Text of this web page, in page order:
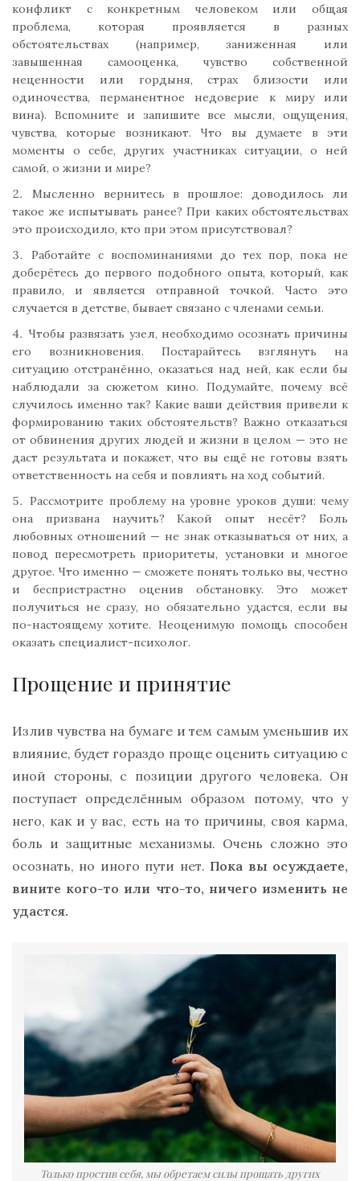
конфликт с конкретным человеком или общая
проблема, которая проявляется в разных
обстоятельствах (например, заниженная или
завышенная самооценка, чувство собственной
неценности или гордыня, страх близости или
одиночества, перманентное недоверие к миру или
вина). Вспомните и запишите все мысли, ощущения,
чувства, которые возникают. Что вы думаете в эти
моменты о себе, других участниках ситуации, о ней
самой, о жизни и мире?
Мысленно вернитесь в прошлое: доводилось ли
такое же испытывать ранее? При каких обстоятельствах
это происходило, кто при этом присутствовал?
Работайте с воспоминаниями до тех пор, пока не
доберётесь до первого подобного опыта, который, как
правило, и является отправной точкой. Часто это
случается в детстве, бывает связано с членами семьи.
Чтобы развязать узел, необходимо осознать причины
его возникновения. Постарайтесь взглянуть на
ситуацию отстранённо, оказаться над ней, как если бы
наблюдали за сюжетом кино. Подумайте, почему всё
случилось именно так? Какие ваши действия привели к
формированию таких обстоятельств? Важно отказаться
от обвинения других людей и жизни в целом — это не
даст результата и покажет, что вы ещё не готовы взять
ответственность на себя и повлиять на ход событий.
Рассмотрите проблему на уровне уроков души: чему
она призвана научить? Какой опыт несёт? Боль
любовных отношений — не знак отказываться от них, а
повод пересмотреть приоритеты, установки и многое
другое. Что именно — сможете понять только вы, честно
и беспристрастно оценив обстановку. Это может
получиться не сразу, но обязательно удастся, если вы
по-настоящему хотите. Неоценимую помощь способен
оказать специалист-психолог.
Прощение и принятие
Излив чувства на бумаге и тем самым уменьшив их
влияние, будет гораздо проще оценить ситуацию с
иной стороны, с позиции другого человека. Он
поступает определённым образом потому, что у
него, как и у вас, есть на то причины, своя карма,
боль и защитные механизмы. Очень сложно это
осознать, но иного пути нет. Пока вы осуждаете,
вините кого-то или что-то, ничего изменить не
удастся.
Только простив себя, мы обретаем силы прощать других